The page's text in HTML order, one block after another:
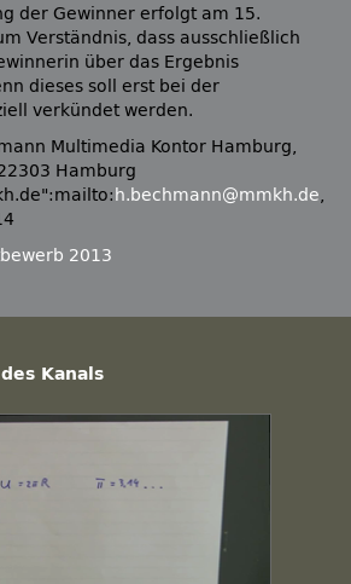
der Gewinner erfolgt am 15.
Verständnis, dass ausschließlich
über das Ergebnis
dieses soll erst bei der
verkündet werden.
Multimedia Kontor Hamburg,
Hamburg
:mailto: h.bechmann@mmkh.de,
2013
Kanals